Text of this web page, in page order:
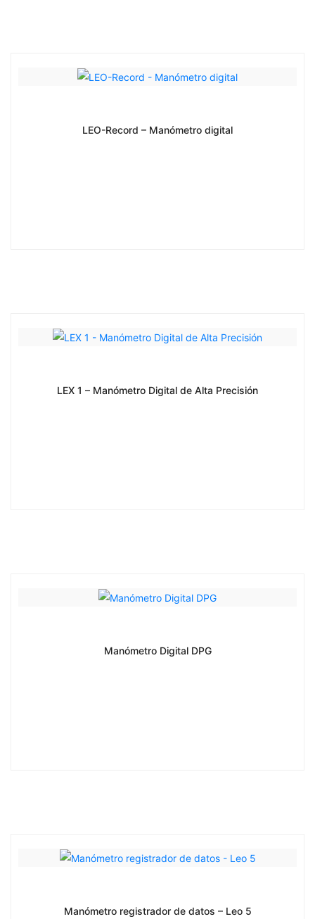
LEO-Record – Manómetro digital
LEX 1 – Manómetro Digital de Alta Precisión
Manómetro Digital DPG
Manómetro registrador de datos – Leo 5